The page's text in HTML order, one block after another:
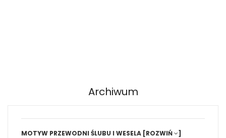
Archiwum
MOTYW PRZEWODNI ŚLUBU I WESELA [ROZWIŃ ]